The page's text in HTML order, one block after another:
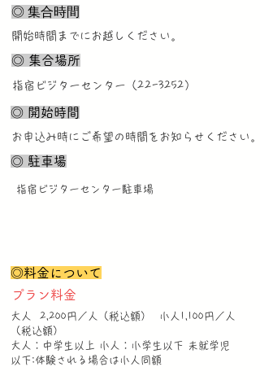
◎ 集合時間
開始時間までにお越しください。
◎ 集合場所
指宿ビジターセンター（22-3252）
◎ 開始時間
お申込み時にご希望の時間をお知らせください。
◎ 駐車場
指宿ビジターセンター駐車場
プラン料金
◎料金について
大人 2,200円／人（税込額） 小人1,100円／人
（税込額）
大人：中学生以上 小人：小学生以下 未就学児
以下:体験される場合は小人同額